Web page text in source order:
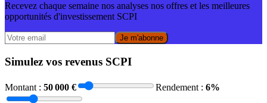
Recevez chaque semaine nos analyses nos offres et les meilleures
opportunités d'investissement SCPI
Je m'abonne
Simulez vos revenus SCPI
Montant : 50 000 € Rendement : 6%